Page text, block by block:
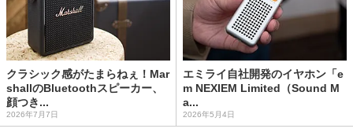
クラシック感がたまらねぇ！Mar
shallのBluetoothスピーカー、
顔つき...
2026年7月7日
エミライ自社開発のイヤホン「e
m NEXIEM Limited（Sound M
a...
2026年5月4日